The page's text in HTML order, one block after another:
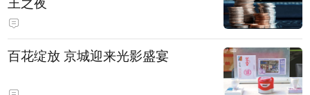
百花绽放 京城迎来光影盛宴